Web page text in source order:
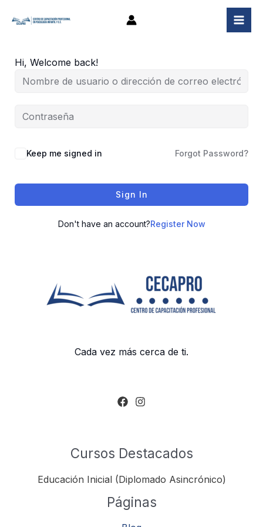
Hi, Welcome back!
Keep me signed in Forgot Password?
Sign In
Don't have an account?Register Now
Cada vez más cerca de ti.
Cursos Destacados
Educación Inicial (Diplomado Asincrónico)
Páginas